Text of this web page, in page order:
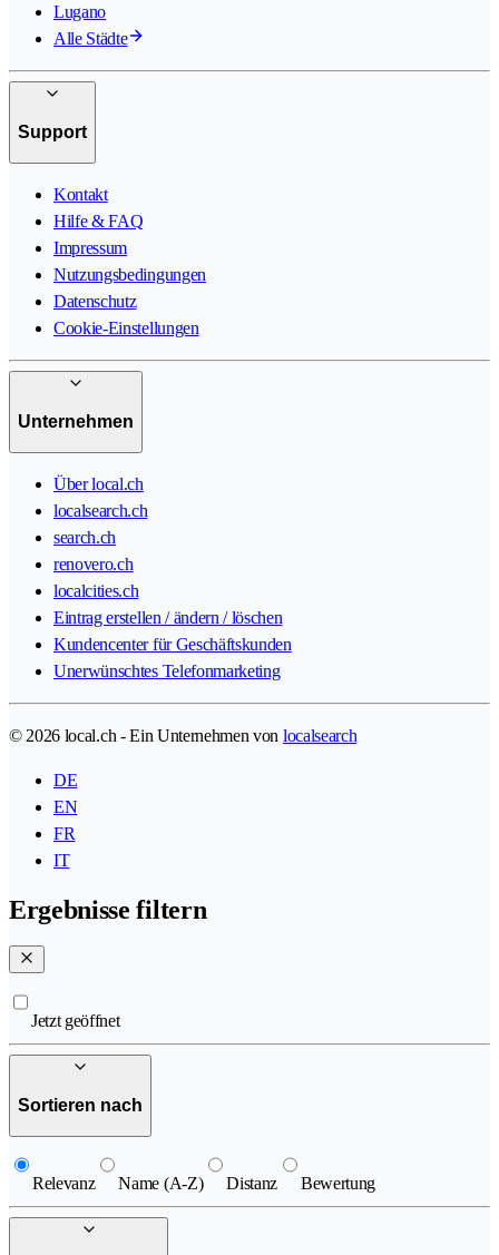
Lugano
Alle Städte
Support
Kontakt
Hilfe & FAQ
Impressum
Nutzungsbedingungen
Datenschutz
Cookie-Einstellungen
Unternehmen
Über local.ch
localsearch.ch
search.ch
renovero.ch
localcities.ch
Eintrag erstellen / ändern / löschen
Kundencenter für Geschäftskunden
Unerwünschtes Telefonmarketing
© 2026 local.ch - Ein Unternehmen von localsearch
DE
EN
FR
IT
Ergebnisse filtern
Jetzt geöffnet
Sortieren nach
Relevanz Name (A-Z) Distanz Bewertung